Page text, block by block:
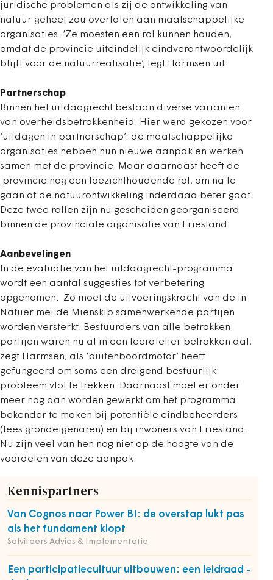
juridische problemen als zij de ontwikkeling van
natuur geheel zou overlaten aan maatschappelijke
organisaties. ‘Ze moesten een rol kunnen houden,
omdat de provincie uiteindelijk eindverantwoordelijk
blijft voor de natuurrealisatie’, legt Harmsen uit.
Partnerschap
Binnen het uitdaagrecht bestaan diverse varianten
van overheidsbetrokkenheid. Hier werd gekozen voor
‘uitdagen in partnerschap’: de maatschappelijke
organisaties hebben hun nieuwe aanpak en werken
samen met de provincie. Maar daarnaast heeft de
provincie nog een toezichthoudende rol, om na te
gaan of de natuurontwikkeling inderdaad beter gaat.
Deze twee rollen zijn nu gescheiden georganiseerd
binnen de provinciale organisatie van Friesland.
Aanbevelingen
In de evaluatie van het uitdaagrecht-programma
wordt een aantal suggesties tot verbetering
opgenomen. Zo moet de uitvoeringskracht van de in
Natuer mei de Mienskip samenwerkende partijen
worden versterkt. Bestuurders van alle betrokken
partijen waren nu al in een leeratelier betrokken dat,
zegt Harmsen, als ‘buitenboordmotor’ heeft
gefungeerd om soms een dreigend bestuurlijk
probleem vlot te trekken. Daarnaast moet er onder
meer nog aan worden gewerkt om het programma
bekender te maken bij potentiële eindbeheerders
(lees grondeigenaren) en bij inwoners van Friesland.
Nu zijn veel van hen nog niet op de hoogte van de
voordelen van deze aanpak.
Kennispartners
Van Cognos naar Power BI: de overstap lukt pas
als het fundament klopt
Solviteers Advies & Implementatie
Een participatiecultuur uitbouwen: een leidraad -